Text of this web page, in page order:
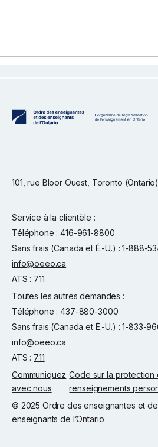
101, rue Bloor Ouest, Toronto
Service à la clientèle :
Téléphone : 416-961-8800
Sans frais (Canada et É.-U.) : 1-888-
info@oeeo.ca
ATS : 711
Toutes les autres demandes :
Téléphone : 437-880-3000
Sans frais (Canada et É.-U.) : 1-833-
info@oeeo.ca
ATS : 711
Communiquez
avec nous
Code sur la protection
renseignements
© 2025 Ordre des enseignantes et
enseignants de l’Ontario